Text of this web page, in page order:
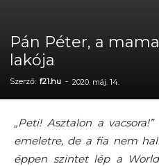
Pán Péter, a
lakója
Szerző: f21.hu - 2020. máj. 14.
„Peti! Asztalon a
emeletre, de a fia nem
éppen szintet lép a